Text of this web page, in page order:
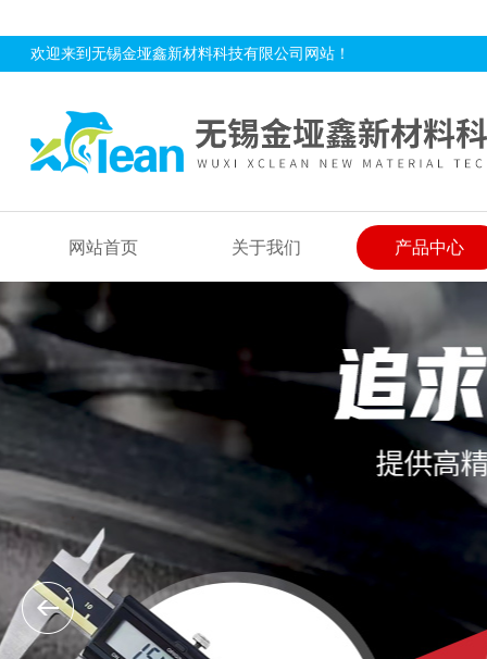
欢迎来到无锡金垭鑫新材料科技有限公司网站！
网站首页 关于我们 产品中心